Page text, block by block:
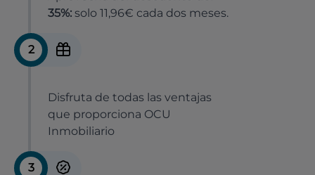
35%: solo 11,96€ cada dos meses.
2
Disfruta de todas las ventajas
que proporciona OCU
Inmobiliario
3